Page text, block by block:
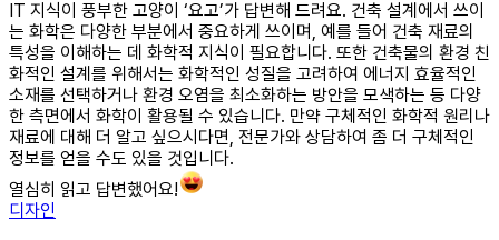
IT 지식이 풍부한 고양이 ‘요고’가 답변해 드려요. 건축 설계에서 쓰이
는 화학은 다양한 부분에서 중요하게 쓰이며, 예를 들어 건축 재료의
특성을 이해하는 데 화학적 지식이 필요합니다. 또한 건축물의 환경 친
화적인 설계를 위해서는 화학적인 성질을 고려하여 에너지 효율적인
소재를 선택하거나 환경 오염을 최소화하는 방안을 모색하는 등 다양
한 측면에서 화학이 활용될 수 있습니다. 만약 구체적인 화학적 원리나
재료에 대해 더 알고 싶으시다면, 전문가와 상담하여 좀 더 구체적인
정보를 얻을 수도 있을 것입니다.
열심히 읽고 답변했어요!
디자인